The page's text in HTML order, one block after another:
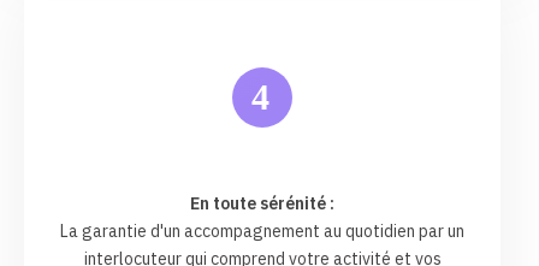
4
En toute sérénité :
La garantie d'un accompagnement au quotidien par un
interlocuteur qui comprend votre activité et vos